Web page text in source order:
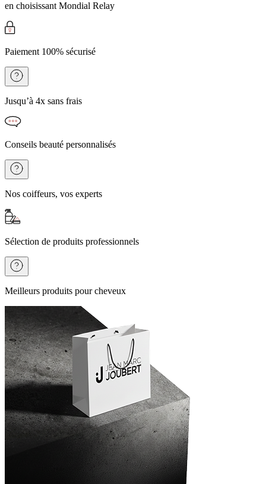
en choisissant Mondial Relay
Paiement 100% sécurisé
Jusqu’à 4x sans frais
Conseils beauté personnalisés
Nos coiffeurs, vos experts
Sélection de produits professionnels
Meilleurs produits pour cheveux